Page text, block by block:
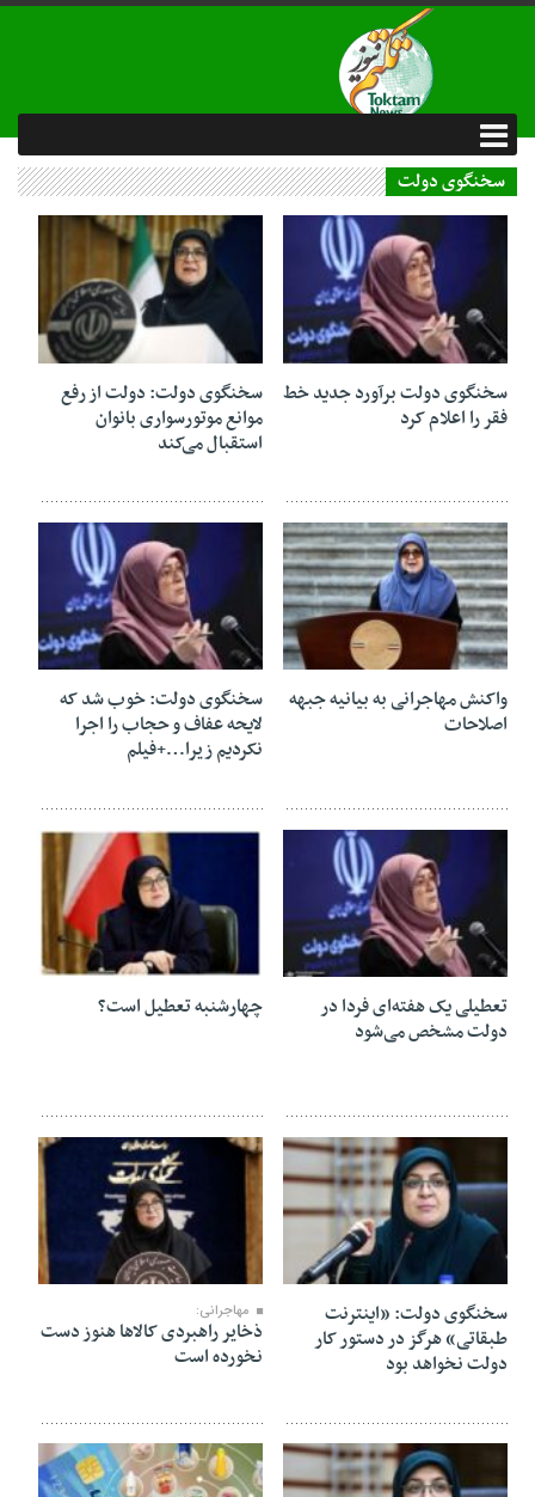
سخنگوی دولت
29 مهر 1404
سخنگوی دولت برآورد جدید خط
فقر را اعلام کرد
سخنگوی دولت: دولت از رفع
موانع موتورسواری بانوان
استقبال می‌کند
29 مرداد 1404
واکنش مهاجرانی به بیانیه جبهه
اصلاحات
15 مرداد 1404
سخنگوی دولت: خوب شد که
لایحه عفاف و حجاب را اجرا
نکردیم زیرا…+فیلم
08 مرداد 1404
تعطیلی یک هفته‌ای فردا در
دولت مشخص می‌شود
06 مرداد 1404
چهارشنبه تعطیل است؟
سخنگوی دولت: «اینترنت
طبقاتی» هرگز در دستور کار
دولت نخواهد بود
مهاجرانی:
ذخایر راهبردی کالاها هنوز دست
نخورده است